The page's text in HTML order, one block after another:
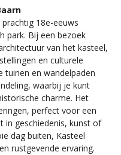
18e-eeuws
park. Bij een bezoek
van het kasteel,
en culturele
tuinen en wandelpaden
waarbij je kunt
charme. Het
perfect voor een
in geschiedenis, kunst of
dag buiten, Kasteel
rustgevende ervaring.